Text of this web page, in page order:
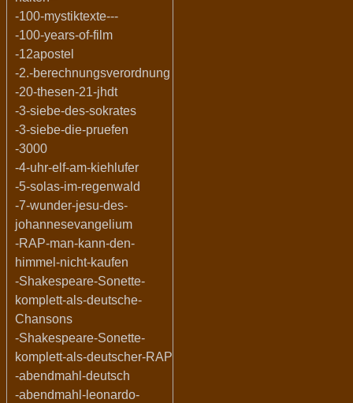
-100-mystiktexte---
-100-years-of-film
-12apostel
-2.-berechnungsverordnung
-20-thesen-21-jhdt
-3-siebe-des-sokrates
-3-siebe-die-pruefen
-3000
-4-uhr-elf-am-kiehlufer
-5-solas-im-regenwald
-7-wunder-jesu-des-
johannesevangelium
-RAP-man-kann-den-
himmel-nicht-kaufen
-Shakespeare-Sonette-
komplett-als-deutsche-
Chansons
-Shakespeare-Sonette-
komplett-als-deutscher-RAP
-abendmahl-deutsch
-abendmahl-leonardo-